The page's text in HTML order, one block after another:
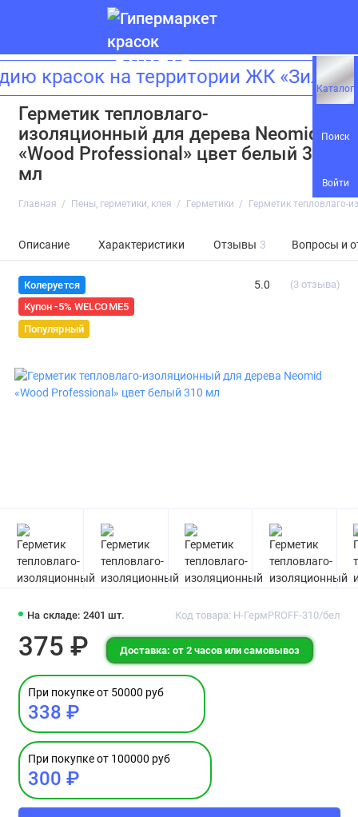
Каталог
Поиск
Войти
красок на территории ЖК
Герметик тепловлаго-
изоляционный для дерева Neomid
«Wood Professional» цвет белый 310
мл
Главная Пены, герметики, клея Герметики Герметик тепловлаго-
Описание Характеристики Отзывы 3 Вопросы и
Колеруется
Купон -5% WELCOME5
Популярный
5.0 (3 отзыва)
На складе: 2401 шт. Код товара: Н-ГермPROFF-310/бел
375 ₽ Доставка: от 2 часов или самовывоз
При покупке от 50000 руб
338 ₽
При покупке от 100000 руб
300 ₽